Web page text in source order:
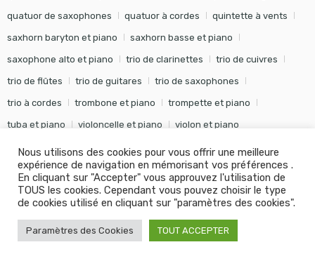
quatuor de saxophones quatuor à cordes quintette à vents
saxhorn baryton et piano saxhorn basse et piano
saxophone alto et piano trio de clarinettes trio de cuivres
trio de flûtes trio de guitares trio de saxophones
trio à cordes trombone et piano trompette et piano
tuba et piano violoncelle et piano violon et piano
© Editions Soldano - Tous droits réservés - Conception Khalid
KANOUF Agence Digitale
Nous utilisons des cookies pour vous offrir une meilleure
expérience de navigation en mémorisant vos préférences .
En cliquant sur "Accepter" vous approuvez l'utilisation de
TOUS les cookies. Cependant vous pouvez choisir le type
de cookies utilisé en cliquant sur "paramètres des cookies".
Paramètres des Cookies TOUT ACCEPTER